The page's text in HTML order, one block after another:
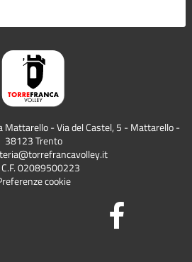
Mattarello - Via del Castel, 5 - Mattarello -
38123 Trento
C.F. 02089500223
cookie